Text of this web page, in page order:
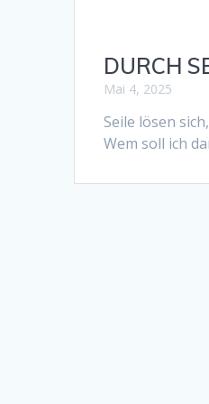
DURCH
Mai 4, 2025
Seile lösen
Wem soll ich